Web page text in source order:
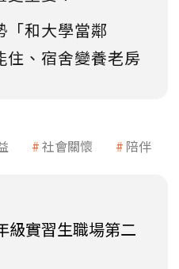
「和大學當鄰
住、宿舍變養老房
社會關懷 陪伴
級實習生職場第二